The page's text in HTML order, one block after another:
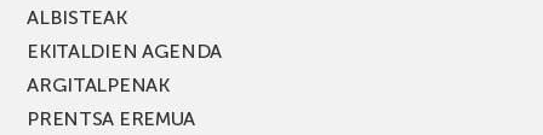
ALBISTEAK
EKITALDIEN AGENDA
ARGITALPENAK
PRENTSA EREMUA